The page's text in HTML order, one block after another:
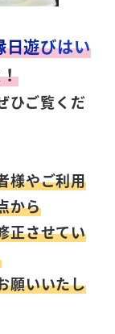
日遊びはい
ひご覧くだ
様やご利用
から
正させてい
願いいたし